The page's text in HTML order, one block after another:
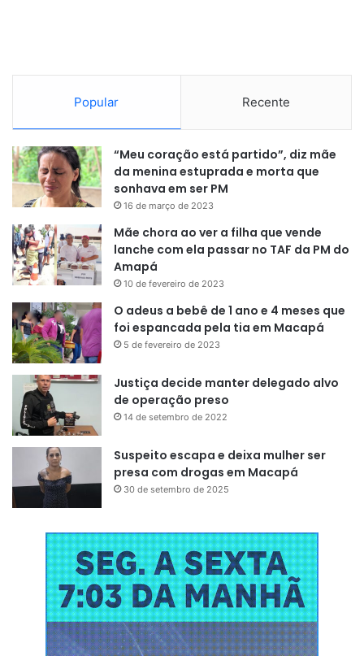
Popular Recente
“Meu coração está partido”, diz mãe
da menina estuprada e morta que
sonhava em ser PM
16 de março de 2023
Mãe chora ao ver a filha que vende
lanche com ela passar no TAF da PM do
Amapá
10 de fevereiro de 2023
O adeus a bebê de 1 ano e 4 meses que
foi espancada pela tia em Macapá
5 de fevereiro de 2023
Justiça decide manter delegado alvo
de operação preso
14 de setembro de 2022
Suspeito escapa e deixa mulher ser
presa com drogas em Macapá
30 de setembro de 2025